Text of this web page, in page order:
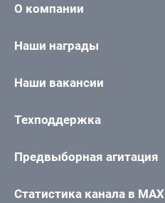
О компании
Наши награды
Наши вакансии
Техподдержка
Предвыборная агитация
Статистика канала в MAX